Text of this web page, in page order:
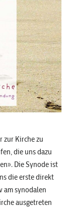
zur Kirche zu
die uns dazu
Die Synode ist
die erste direkt
am synodalen
ausgetreten